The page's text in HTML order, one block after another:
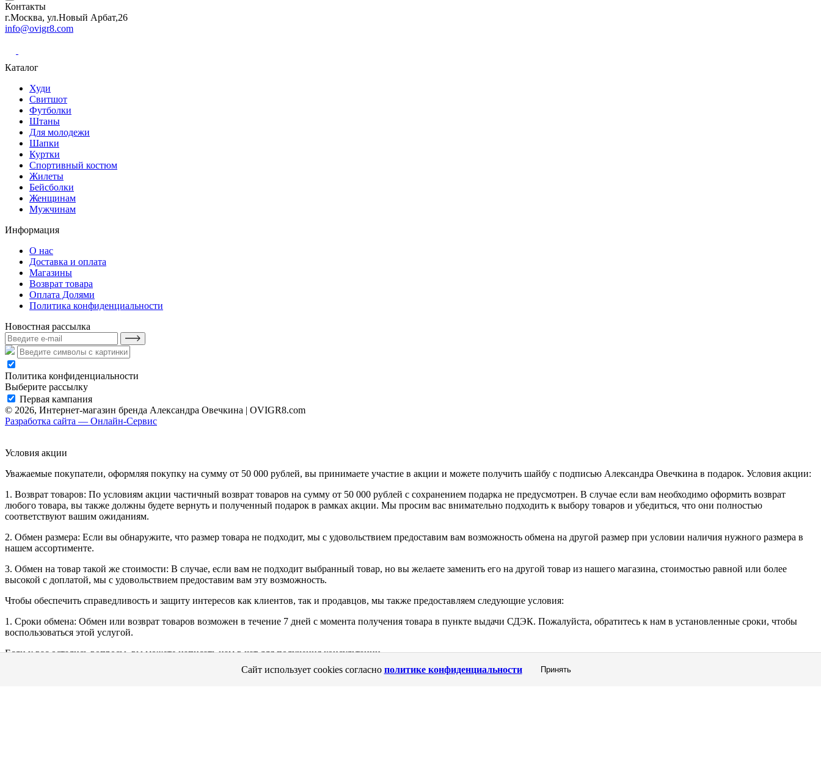
Сайт использует cookies согласно политике конфиденциальности Принять
Контакты
г.Москва, ул.Новый Арбат,26
info@ovigr8.com
Каталог
Худи
Свитшот
Футболки
Штаны
Для молодежи
Шапки
Куртки
Спортивный костюм
Жилеты
Бейсболки
Женщинам
Мужчинам
Информация
О нас
Доставка и оплата
Магазины
Возврат товара
Оплата Долями
Политикa конфиденциальности
Новостная рассылка
Политика конфиденциальности
Выберите рассылку
Первая кампания
© 2026, Интернет-магазин бренда Александра Овечкина | OVIGR8.com
Разработка сайта — Онлайн-Сервис
Условия акции
Уважаемые покупатели, оформляя покупку на сумму от 50 000 рублей, вы принимаете участие в акции и можете получить шайбу с подписью Александра Овечкина в подарок. Условия акции:
1. Возврат товаров: По условиям акции частичный возврат товаров на сумму от 50 000 рублей с сохранением подарка не предусмотрен. В случае если вам необходимо оформить возврат
любого товара, вы также должны будете вернуть и полученный подарок в рамках акции. Мы просим вас внимательно подходить к выбору товаров и убедиться, что они полностью
соответствуют вашим ожиданиям.
2. Обмен размера: Если вы обнаружите, что размер товара не подходит, мы с удовольствием предоставим вам возможность обмена на другой размер при условии наличия нужного размера в
нашем ассортименте.
3. Обмен на товар такой же стоимости: В случае, если вам не подходит выбранный товар, но вы желаете заменить его на другой товар из нашего магазина, стоимостью равной или более
высокой с доплатой, мы с удовольствием предоставим вам эту возможность.
Чтобы обеспечить справедливость и защиту интересов как клиентов, так и продавцов, мы также предоставляем следующие условия:
1. Сроки обмена: Обмен или возврат товаров возможен в течение 7 дней с момента получения товара в пункте выдачи СДЭК. Пожалуйста, обратитесь к нам в установленные сроки, чтобы
воспользоваться этой услугой.
Если у вас остались вопросы, вы можете написать нам в чат для получения консультации.